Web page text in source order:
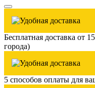
Бесплатная доставка от
города)
5 способов оплаты для